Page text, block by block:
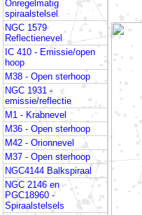
Onregelmatig
spiraalstelsel
NGC 1579
Reflectienevel
IC 410 - Emissie/open
hoop
M38 - Open sterhoop
NGC 1931 -
emissie/reflectie
M1 - Krabnevel
M36 - Open sterhoop
M42 - Orionnevel
M37 - Open sterhoop
NGC4144 Balkspiraal
NGC 2146 en
PGC18960 -
Spiraalstelsels